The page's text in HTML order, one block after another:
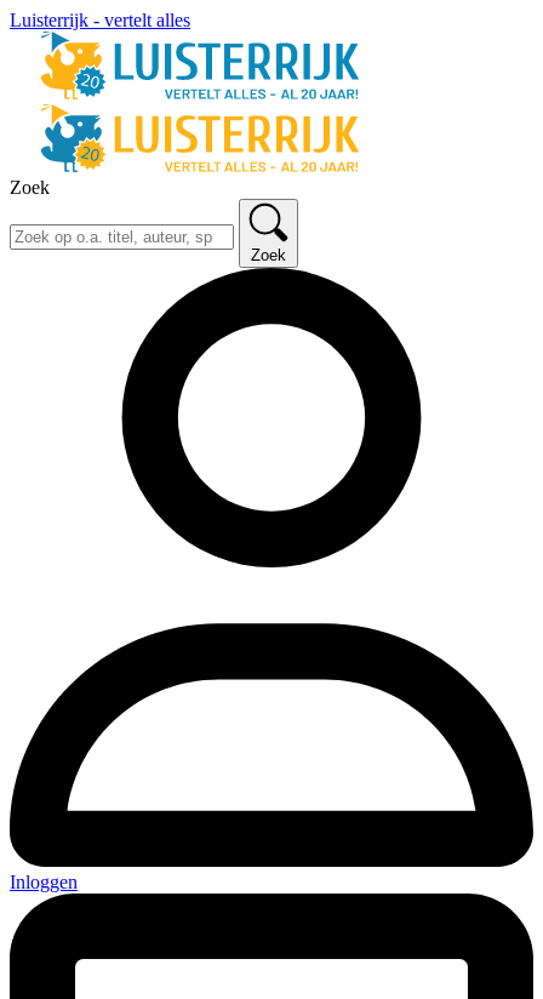
Luisterrijk - vertelt alles
Zoek
Zoek
Inloggen